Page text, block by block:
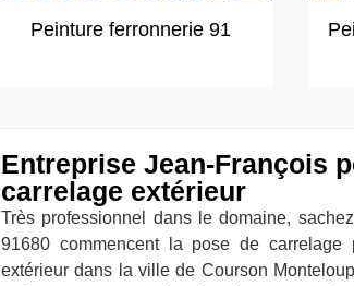
Peinture ferronnerie 91
Entreprise Jean-François
carrelage extérieur
Très professionnel dans le domaine,
91680 commencent la pose de
extérieur dans la ville de Courson